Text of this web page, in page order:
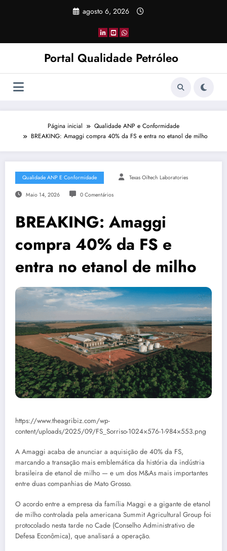
agosto 6, 2026
Portal Qualidade Petróleo
Página inicial
Qualidade ANP e Conformidade
BREAKING: Amaggi compra 40% da FS e entra no etanol de milho
Qualidade ANP E Conformidade Texas Oiltech Laboratories
Maio 14, 2026 0 Comentários
BREAKING: Amaggi
compra 40% da FS e
entra no etanol de milho
https://www.theagribiz.com/wp-
content/uploads/2025/09/FS_Sorriso-1024×576-1-984×553.png
A Amaggi acaba de anunciar a aquisição de 40% da FS,
marcando a transação mais emblemática da história da indústria
brasileira de etanol de milho — e um dos M&As mais importantes
entre duas companhias de Mato Grosso.
O acordo entre a empresa da família Maggi e a gigante de etanol
de milho controlada pela americana Summit Agricultural Group foi
protocolado nesta tarde no Cade (Conselho Administrativo de
Defesa Econômica), que analisará a operação.